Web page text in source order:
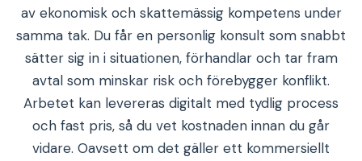
av ekonomisk och skattemässig kompetens under
samma tak. Du får en personlig konsult som snabbt
sätter sig in i situationen, förhandlar och tar fram
avtal som minskar risk och förebygger konflikt.
Arbetet kan levereras digitalt med tydlig process
och fast pris, så du vet kostnaden innan du går
vidare. Oavsett om det gäller ett kommersiellt